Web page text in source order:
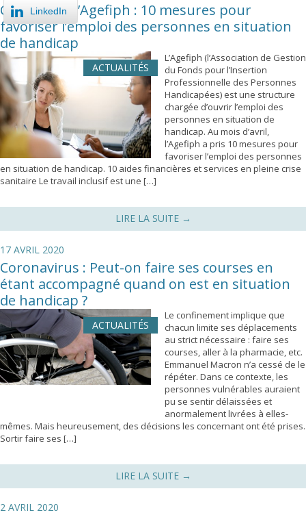
LinkedIn
Covid-19 et l’Agefiph : 10 mesures pour
favoriser l’emploi des personnes en situation
de handicap
ACTUALITÉS
L’Agefiph (l’Association de Gestion
du Fonds pour l’Insertion
Professionnelle des Personnes
Handicapées) est une structure
chargée d’ouvrir l’emploi des
personnes en situation de
handicap. Au mois d’avril,
l’Agefiph a pris 10 mesures pour
favoriser l’emploi des personnes
en situation de handicap. 10 aides financières et services en pleine crise
sanitaire Le travail inclusif est une […]
LIRE LA SUITE →
17 AVRIL 2020
Coronavirus : Peut-on faire ses courses en
étant accompagné quand on est en situation
de handicap ?
ACTUALITÉS
Le confinement implique que
chacun limite ses déplacements
au strict nécessaire : faire ses
courses, aller à la pharmacie, etc.
Emmanuel Macron n’a cessé de le
répéter. Dans ce contexte, les
personnes vulnérables auraient
pu se sentir délaissées et
anormalement livrées à elles-
mêmes. Mais heureusement, des décisions les concernant ont été prises.
Sortir faire ses […]
LIRE LA SUITE →
2 AVRIL 2020